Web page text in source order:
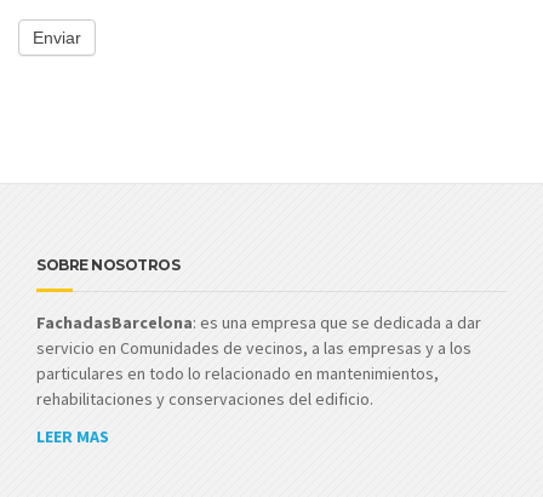
Enviar
SOBRE NOSOTROS
FachadasBarcelona: es una empresa que se dedicada a dar
servicio en Comunidades de vecinos, a las empresas y a los
particulares en todo lo relacionado en mantenimientos,
rehabilitaciones y conservaciones del edificio.
LEER MAS